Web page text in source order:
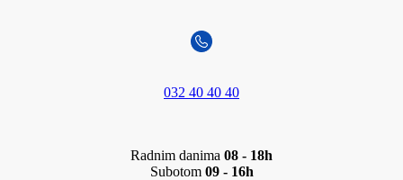
032 40 40 40
Radnim danima 08 - 18h
Subotom 09 - 16h